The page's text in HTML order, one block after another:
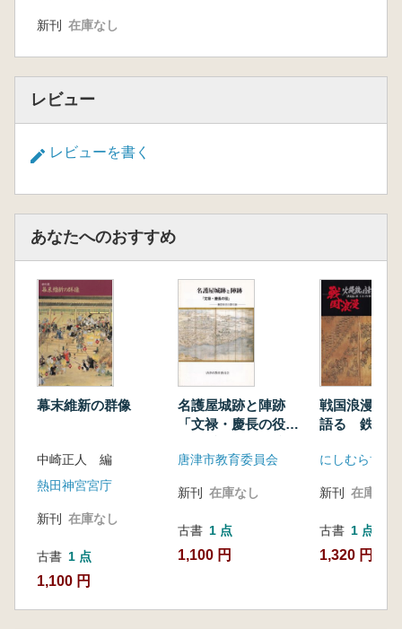
新刊 在庫なし
レビュー
レビューを書く
あなたへのおすすめ
幕末維新の群像
中崎正人 編
熱田神宮宮庁
新刊 在庫なし
古書 1 点
1,100 円
名護屋城跡と陣跡
「文禄・慶長の役」
唐津市教育委員会
新刊 在庫なし
古書 1 点
1,100 円
戦国浪漫 火
語る 鉄砲伝
にしむら博物
新刊 在庫なし
古書 1 点
1,320 円